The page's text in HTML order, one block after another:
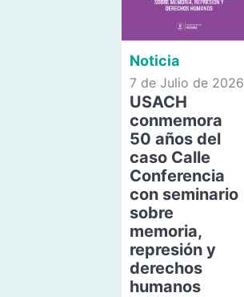
Noticia
7 de Julio de 2026
USACH
conmemora
50 años del
caso Calle
Conferencia
con seminario
sobre
memoria,
represión y
derechos
humanos